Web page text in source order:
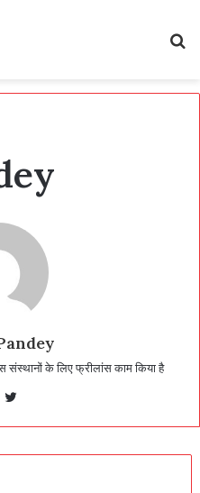
के लिए फ्रीलांस काम किया है
Twitter